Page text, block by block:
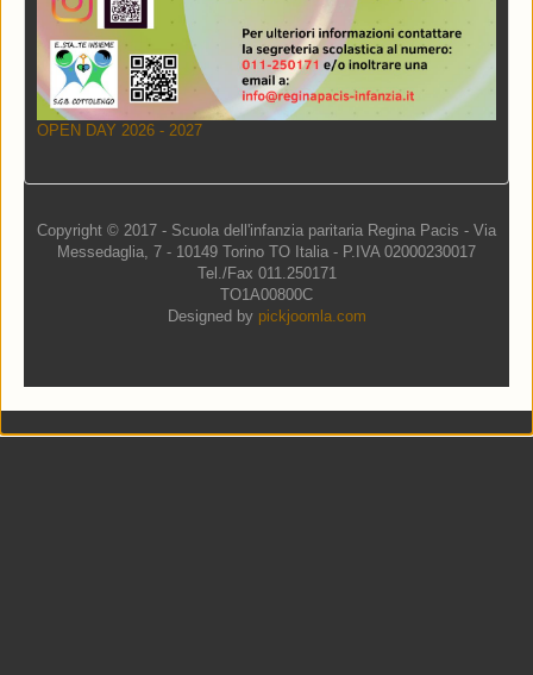
OPEN DAY 2026 - 2027
Copyright © 2017 - Scuola dell'infanzia paritaria Regina Pacis - Via
Messedaglia, 7 - 10149 Torino TO Italia - P.IVA 02000230017
Tel./Fax 011.250171
TO1A00800C
Designed by pickjoomla.com